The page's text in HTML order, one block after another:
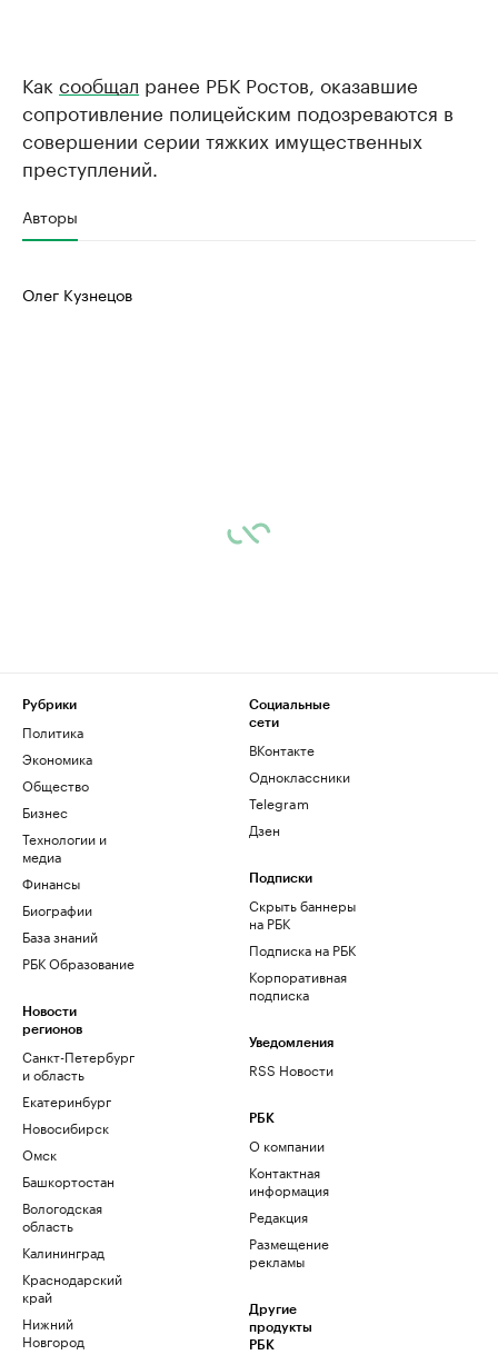
Как сообщал ранее РБК Ростов, оказавшие
сопротивление полицейским подозреваются в
совершении серии тяжких имущественных
преступлений.
Авторы
Олег Кузнецов
Рубрики
Политика
Экономика
Общество
Бизнес
Технологии и
медиа
Финансы
Биографии
База знаний
РБК Образование
Новости
регионов
Санкт-Петербург
и область
Екатеринбург
Новосибирск
Омск
Башкортостан
Вологодская
область
Калининград
Краснодарский
край
Нижний
Новгород
Социальные
сети
ВКонтакте
Одноклассники
Telegram
Дзен
Подписки
Скрыть баннеры
на РБК
Подписка на РБК
Корпоративная
подписка
Уведомления
RSS Новости
РБК
О компании
Контактная
информация
Редакция
Размещение
рекламы
Другие
продукты
РБК